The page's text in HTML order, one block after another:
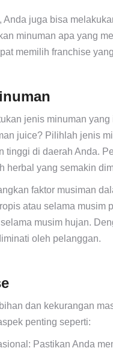
juga bisa
minuman apa yang
memilih franchise
jenis minuman
juice? Pilihlah jenis
tinggi di daerah Anda.
herbal yang semakin
faktor musiman
atau selama
musim hujan.
oleh pelanggan.
dan kekurangan
penting seperti:
Pastikan Anda